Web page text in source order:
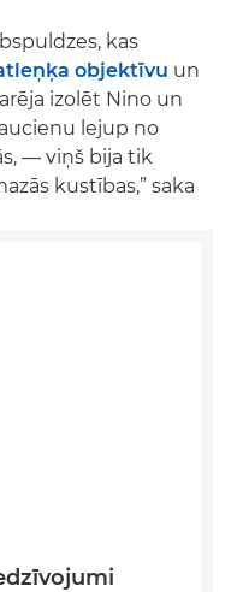
kas
objektīvu un
izolēt Nino un
lejup no
— viņš bija tik
kustības,” saka